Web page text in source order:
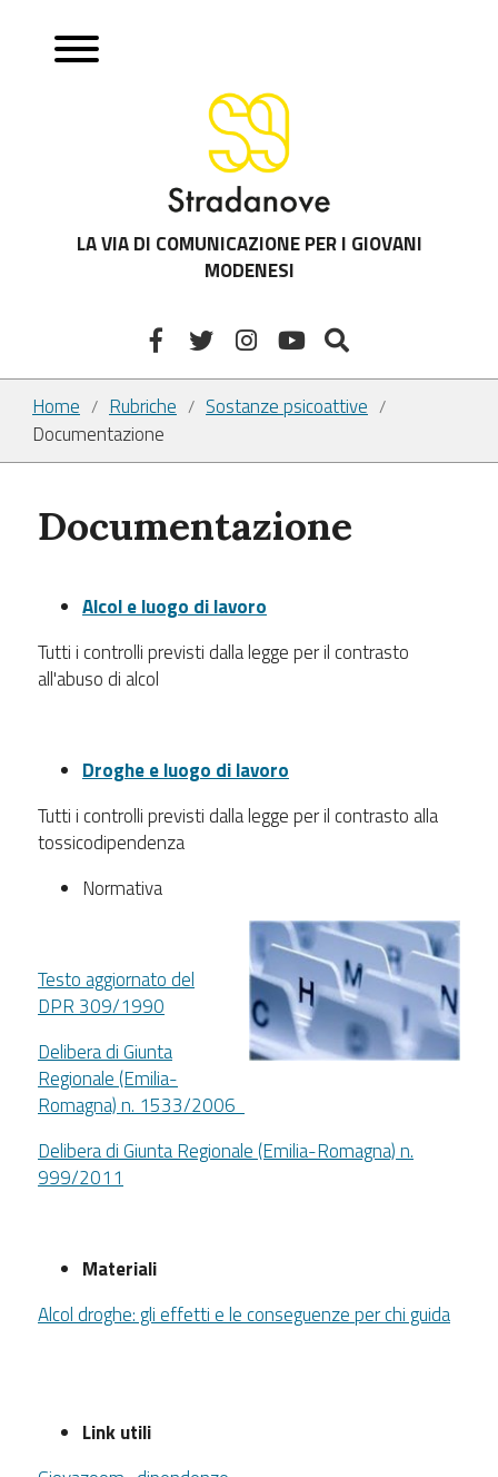
LA VIA DI COMUNICAZIONE PER I GIOVANI
MODENESI
Home / Rubriche / Sostanze psicoattive /
Documentazione
Documentazione
Alcol e luogo di lavoro
Tutti i controlli previsti dalla legge per il contrasto
all'abuso di alcol
Droghe e luogo di lavoro
Tutti i controlli previsti dalla legge per il contrasto alla
tossicodipendenza
Normativa
Testo aggiornato del
DPR 309/1990
Delibera di Giunta
Regionale (Emilia-
Romagna) n. 1533/2006
Delibera di Giunta Regionale (Emilia-Romagna) n.
999/2011
Materiali
Alcol droghe: gli effetti e le conseguenze per chi guida
Link utili